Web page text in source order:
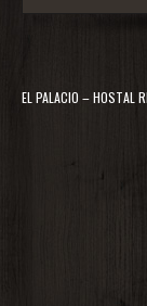
EL PALACIO – HOSTAL